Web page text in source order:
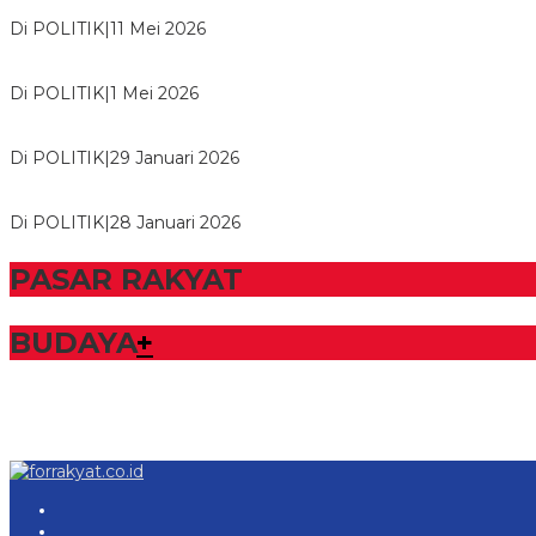
Di POLITIK|11 Mei 2026
Di POLITIK|1 Mei 2026
Di POLITIK|29 Januari 2026
Di POLITIK|28 Januari 2026
PASAR RAKYAT
BUDAYA+